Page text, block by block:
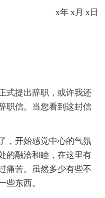
x年 x月 x日
式提出辞职，或许我还
职信。当您看到这封信
，开始感觉中心的气氛
的融洽和睦，在这里有
痛苦。虽然多少有些不
些东西。